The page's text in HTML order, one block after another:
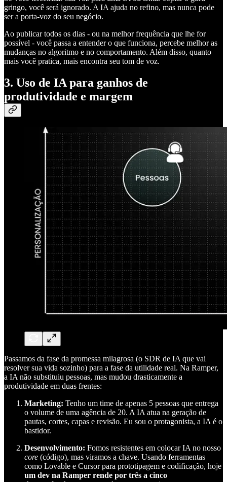
gringo, você será ignorado. A IA ajuda no refino, mas nunca pode
ser a porta-voz do seu negócio.
Ao publicar todos os dias - ou na melhor frequência que lhe for
possível - você passa a entender o que funciona, percebe melhor as
mudanças no algoritmo e no comportamento. Além disso, quanto
mais você pratica, mais encontra seu tom de voz.
3. Uso de IA para ganhos de
produtividade e margem
Passamos da fase da promessa milagrosa (o SDR de IA que vai
resolver sua vida sozinho) para a fase da utilidade real. Na Ramper,
a IA não substituiu pessoas, mas mudou drasticamente a
produtividade em duas frentes:
Marketing: Tenho um time de apenas 5 pessoas que entrega
o volume de uma agência de 20. A IA atua na geração de
pautas, cortes, capas e revisão. Eu sou o protagonista, a IA é o
bastidor.
Desenvolvimento: Fomos resistentes em colocar IA no nosso
core (código), mas viramos a chave. Usando ferramentas
como Lovable e Cursor para prototipagem e codificação, hoje
um dev na Ramper rende por três a cinco